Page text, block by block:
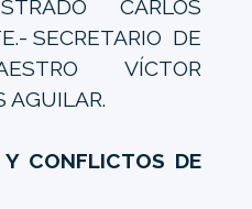
CARLOS
SECRETARIO DE
VÍCTOR
AGUILAR.
CONFLICTOS DE